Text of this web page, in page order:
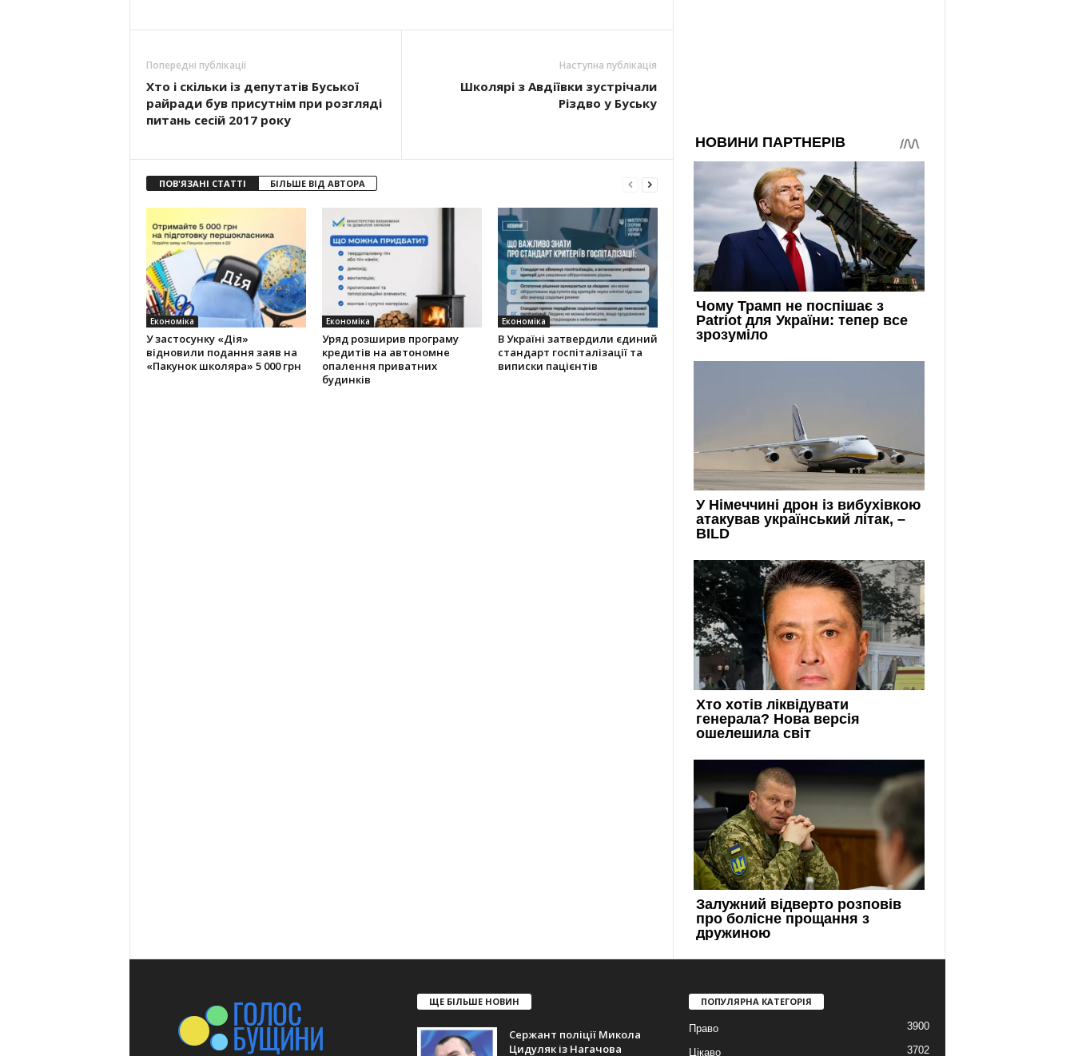
Попередні публікації
Хто і скільки із депутатів Буської
райради був присутнім при розгляді
питань сесій 2017 року
Наступна публікація
Школярі з Авдіївки зустрічали
Різдво у Буську
ПОВ'ЯЗАНІ СТАТТІ БІЛЬШЕ ВІД АВТОРА
Економіка
У застосунку «Дія»
відновили подання заяв на
«Пакунок школяра» 5 000 грн
Економіка
Уряд розширив програму
кредитів на автономне
опалення приватних
будинків
Економіка
В Україні затвердили єдиний
стандарт госпіталізації та
виписки пацієнтів
ЩЕ БІЛЬШЕ НОВИН
Сержант поліції Микола
Цидуляк із Нагачова
ПОПУЛЯРНА КАТЕГОРІЯ
Право 3900
Цікаво 3702